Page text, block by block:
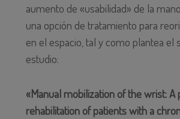
aumento de «usabilidad» de la
una opción de tratamiento para
en el espacio, tal y como plantea el
estudio:
«Manual mobilization of the wrist: A
rehabilitation of patients with a